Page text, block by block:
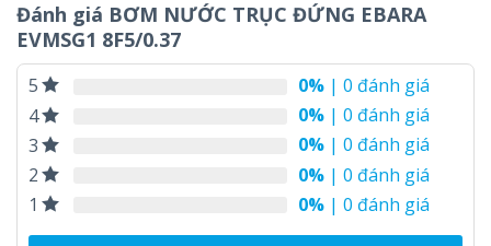
Đánh giá BƠM NƯỚC TRỤC ĐỨNG EBARA
EVMSG1 8F5/0.37
5 0% | 0 đánh giá
4
0% | 0 đánh giá
3
0% | 0 đánh giá
2
0% | 0 đánh giá
1
0% | 0 đánh giá